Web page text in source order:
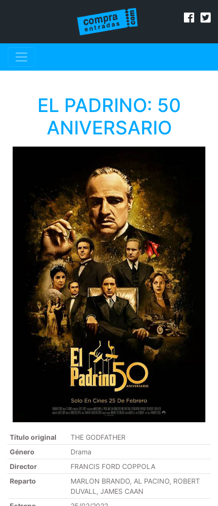
EL PADRINO: 50
ANIVERSARIO
Título original
THE GODFATHER
Género
Drama
Director
FRANCIS FORD COPPOLA
Reparto
MARLON BRANDO, AL PACINO, ROBERT
DUVALL, JAMES CAAN